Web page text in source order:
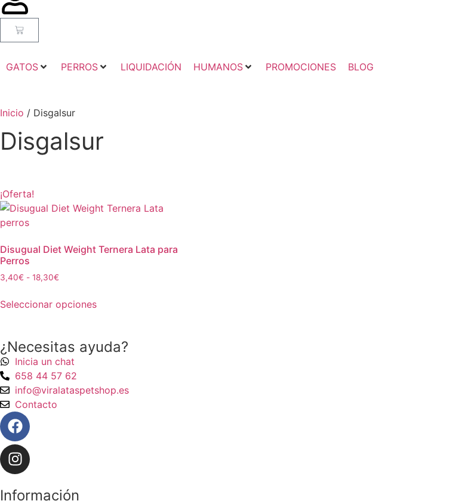
GATOS PERROS LIQUIDACIÓN HUMANOS PROMOCIONES BLOG
Inicio / Disgalsur
Disgalsur
¡Oferta!
Disugual Diet Weight Ternera Lata para
Perros
3,40€ - 18,30€
Seleccionar opciones
¿Necesitas ayuda?
Inicia un chat
658 44 57 62
info@viralataspetshop.es
Contacto
Información